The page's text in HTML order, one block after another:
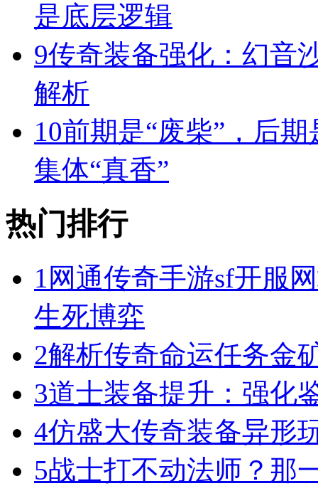
是底层逻辑
9传奇装备强化：幻音
解析
10前期是“废柴”，后
集体“真香”
热门排行
1 网通传奇手游sf开服
生死博弈
2解析传奇命运任务金
3道士装备提升：强化
4仿盛大传奇装备异形
5战士打不动法师？那